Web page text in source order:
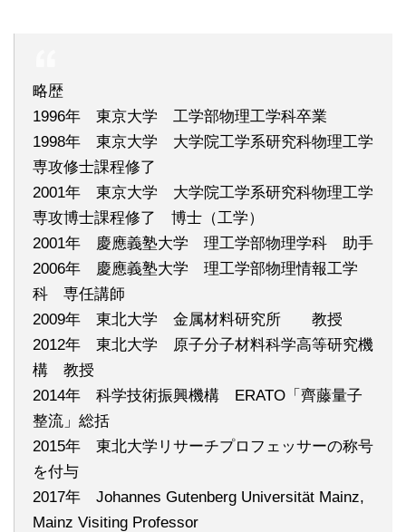
略歴
1996年 東京大学 工学部物理工学科卒業
1998年 東京大学 大学院工学系研究科物理工学
専攻修士課程修了
2001年 東京大学 大学院工学系研究科物理工学
専攻博士課程修了 博士（工学）
2001年 慶應義塾大学 理工学部物理学科 助手
2006年 慶應義塾大学 理工学部物理情報工学
科 専任講師
2009年 東北大学 金属材料研究所 教授
2012年 東北大学 原子分子材料科学高等研究機
構 教授
2014年 科学技術振興機構 ERATO「齊藤量子
整流」総括
2015年 東北大学リサーチプロフェッサーの称号
を付与
2017年 Johannes Gutenberg Universität Mainz,
Mainz Visiting Professor